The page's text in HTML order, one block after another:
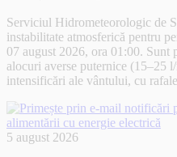
Serviciul Hidrometeorologic de
instabilitate atmosferică pentru
07 august 2026, ora 01:00. Sunt
alocuri averse puternice (15–25
intensificări ale vântului, cu
5 august 2026